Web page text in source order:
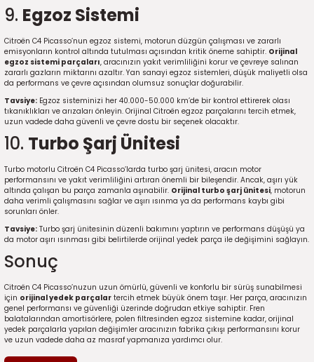
9. Egzoz Sistemi
Citroën C4 Picasso’nun egzoz sistemi, motorun düzgün çalışması ve zararlı
emisyonların kontrol altında tutulması açısından kritik öneme sahiptir. Orijinal
egzoz sistemi parçaları, aracınızın yakıt verimliliğini korur ve çevreye salınan
zararlı gazların miktarını azaltır. Yan sanayi egzoz sistemleri, düşük maliyetli olsa
da performans ve çevre açısından olumsuz sonuçlar doğurabilir.
Tavsiye: Egzoz sisteminizi her 40.000-50.000 km’de bir kontrol ettirerek olası
tıkanıklıkları ve arızaları önleyin. Orijinal Citroën egzoz parçalarını tercih etmek,
uzun vadede daha güvenli ve çevre dostu bir seçenek olacaktır.
10. Turbo Şarj Ünitesi
Turbo motorlu Citroën C4 Picasso’larda turbo şarj ünitesi, aracın motor
performansını ve yakıt verimliliğini artıran önemli bir bileşendir. Ancak, aşırı yük
altında çalışan bu parça zamanla aşınabilir. Orijinal turbo şarj ünitesi, motorun
daha verimli çalışmasını sağlar ve aşırı ısınma ya da performans kaybı gibi
sorunları önler.
Tavsiye: Turbo şarj ünitesinin düzenli bakımını yaptırın ve performans düşüşü ya
da motor aşırı ısınması gibi belirtilerde orijinal yedek parça ile değişimini sağlayın.
Sonuç
Citroën C4 Picasso’nuzun uzun ömürlü, güvenli ve konforlu bir sürüş sunabilmesi
için orijinal yedek parçalar tercih etmek büyük önem taşır. Her parça, aracınızın
genel performansı ve güvenliği üzerinde doğrudan etkiye sahiptir. Fren
balatalarından amortisörlere, polen filtresinden egzoz sistemine kadar, orijinal
yedek parçalarla yapılan değişimler aracınızın fabrika çıkışı performansını korur
ve uzun vadede daha az masraf yapmanıza yardımcı olur.